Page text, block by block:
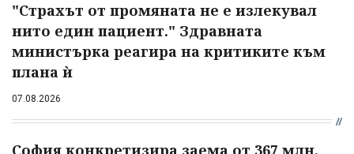
"Страхът от промяната не е излекувал
нито един пациент." Здравната
министърка реагира на критиките към
плана ѝ
07.08.2026